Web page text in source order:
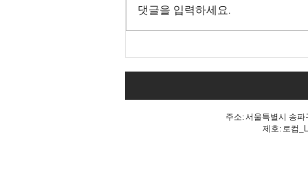
깨진 개헌의 꿈
댓글을 입력하세요.
주소: 서울특별시 송
제호: 로컴